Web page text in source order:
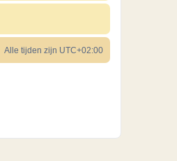
Alle tijden zijn UTC+02:00